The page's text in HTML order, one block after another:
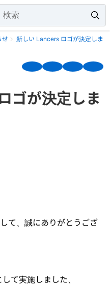
せ 新しい Lancers ロゴが決定しま
ゴが決定しま
て、誠にありがとうござ
て実施しました、